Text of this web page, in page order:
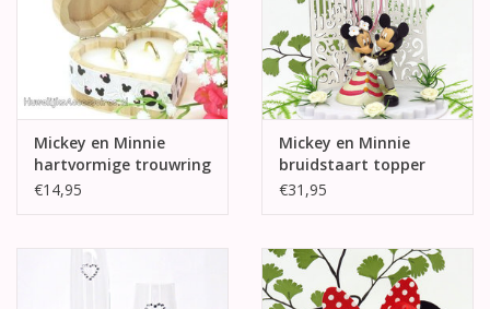
Mickey en Minnie
hartvormige trouwring
doosje
€14,95
Mickey en Minnie
bruidstaart topper
€31,95